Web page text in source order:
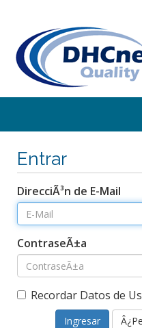
Entrar
DirecciÃ³n de E-Mail
ContraseÃ±a
Recordar Datos de